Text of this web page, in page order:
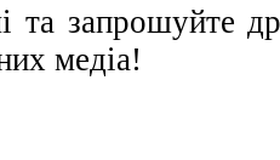
та запрошуйте
медіа!